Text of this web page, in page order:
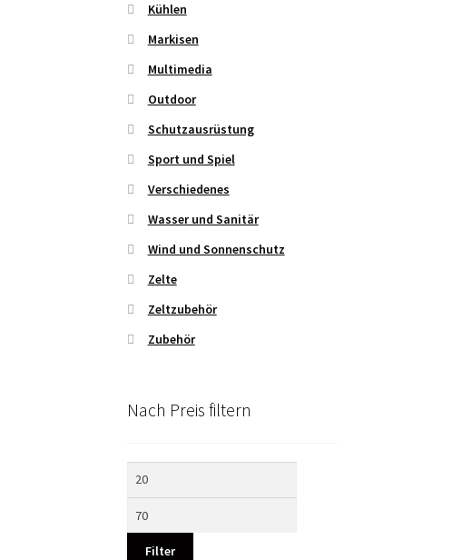
Kühlen
Markisen
Multimedia
Outdoor
Schutzausrüstung
Sport und Spiel
Verschiedenes
Wasser und Sanitär
Wind und Sonnenschutz
Zelte
Zeltzubehör
Zubehör
Nach Preis filtern
Filter